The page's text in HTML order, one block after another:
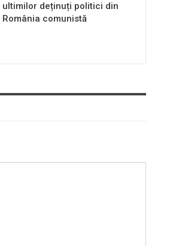
ultimilor deținuți politici din
România comunistă